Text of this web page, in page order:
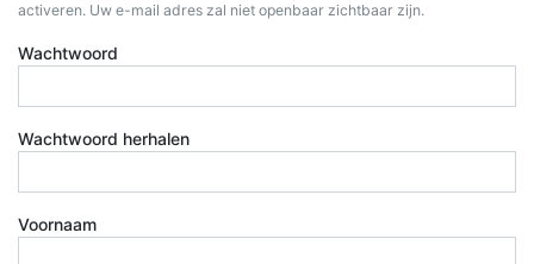
activeren. Uw e-mail adres zal niet openbaar zichtbaar zijn.
Wachtwoord
Wachtwoord herhalen
Voornaam